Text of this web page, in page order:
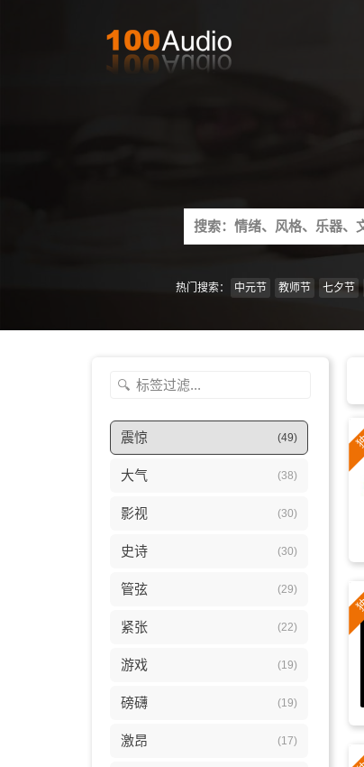
Search
for:
热门搜索： 中元节 教师节 七夕节
震惊 (49)
大气 (38)
影视 (30)
史诗 (30)
管弦 (29)
紧张 (22)
游戏 (19)
磅礴 (19)
激昂 (17)